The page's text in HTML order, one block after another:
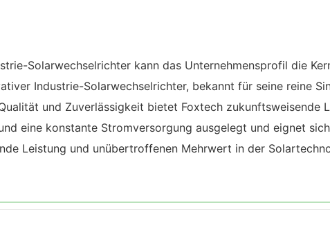
Solarwechselrichter kann das Unternehmensprofil die
Industrie-Solarwechselrichter, bekannt für seine reine
und Zuverlässigkeit bietet Foxtech zukunftsweisende
eine konstante Stromversorgung ausgelegt und eignet
Leistung und unübertroffenen Mehrwert in der